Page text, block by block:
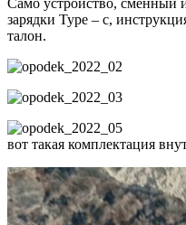
Cамо устройство, сменный
зарядки Type – c,
талон.
вот такая комплектация